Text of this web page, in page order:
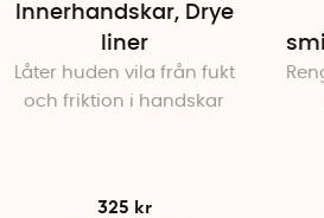
för dina använda tygbindor och
på även när du inte är hemma.
Innerhandskar, Drye
liner
Låter huden vila från fukt
och friktion i handskar
325 kr